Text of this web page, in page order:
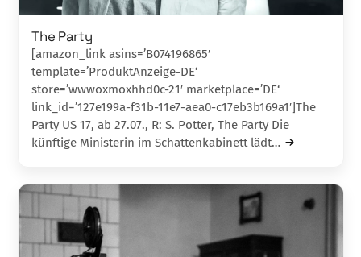
The Party
[amazon_link asins=’B074196865′
template=’ProduktAnzeige-DE‘
store=’wwwoxmoxhhd0c-21′ marketplace=’DE‘
link_id=’127e199a-f31b-11e7-aea0-c17eb3b169a1′]The
Party US 17, ab 27.07., R: S. Potter, The Party Die
künftige Ministerin im Schattenkabinett lä­dt…